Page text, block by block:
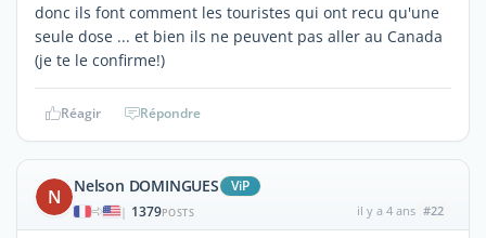
donc ils font comment les touristes qui ont recu qu'une
seule dose ... et bien ils ne peuvent pas aller au Canada
(je te le confirme!)
Réagir Répondre
N Nelson DOMINGUES ViP
| 1379POSTS il y a 4 ans #22